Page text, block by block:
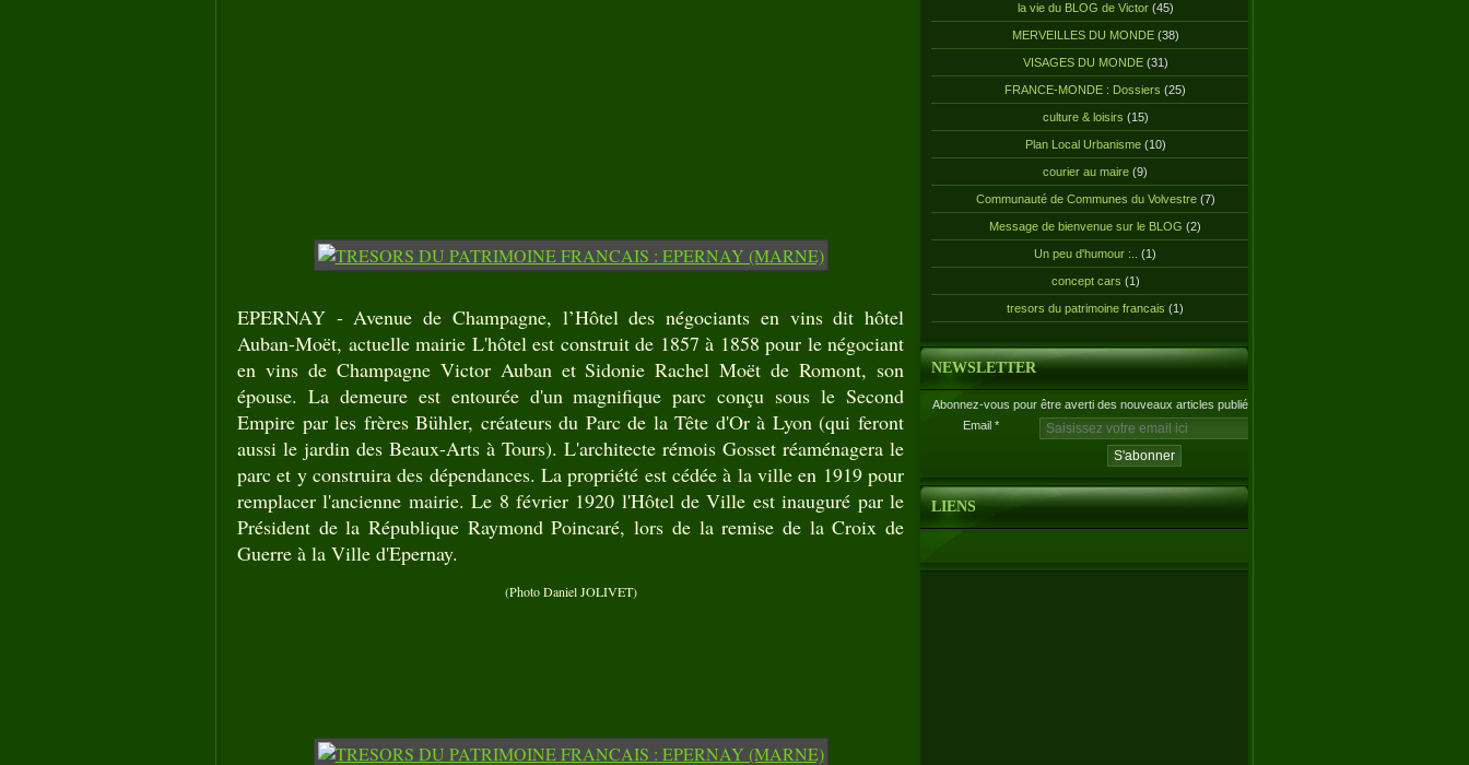
EPERNAY - Avenue de Champagne, l’Hôtel des négociants en vins dit hôtel
Auban-Moët, actuelle mairie L'hôtel est construit de 1857 à 1858 pour le négociant
en vins de Champagne Victor Auban et Sidonie Rachel Moët de Romont, son
épouse. La demeure est entourée d'un magnifique parc conçu sous le Second
Empire par les frères Bühler, créateurs du Parc de la Tête d'Or à Lyon (qui feront
aussi le jardin des Beaux-Arts à Tours). L'architecte rémois Gosset réaménagera le
parc et y construira des dépendances. La propriété est cédée à la ville en 1919 pour
remplacer l'ancienne mairie. Le 8 février 1920 l'Hôtel de Ville est inauguré par le
Président de la République Raymond Poincaré, lors de la remise de la Croix de
Guerre à la Ville d'Epernay.
(Photo Daniel JOLIVET)
la vie du BLOG de Victor(45)
MERVEILLES DU MONDE(38)
VISAGES DU MONDE(31)
FRANCE-MONDE : Dossiers (25)
culture & loisirs (15)
Plan Local Urbanisme(10)
courier au maire (9)
Communauté de Communes du Volvestre(7)
Message de bienvenue sur le BLOG (2)
Un peu d'humour :.. (1)
concept cars (1)
tresors du patrimoine francais (1)
NEWSLETTER
Abonnez-vous pour être averti des nouveaux articles publiés.
Email
LIENS